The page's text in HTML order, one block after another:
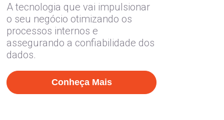
A tecnologia que vai impulsionar
o seu negócio otimizando os
processos internos e
assegurando a confiabilidade dos
dados.
Conheça Mais